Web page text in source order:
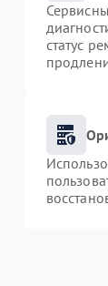
статус